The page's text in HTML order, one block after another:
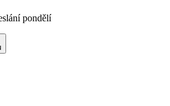
pondělí